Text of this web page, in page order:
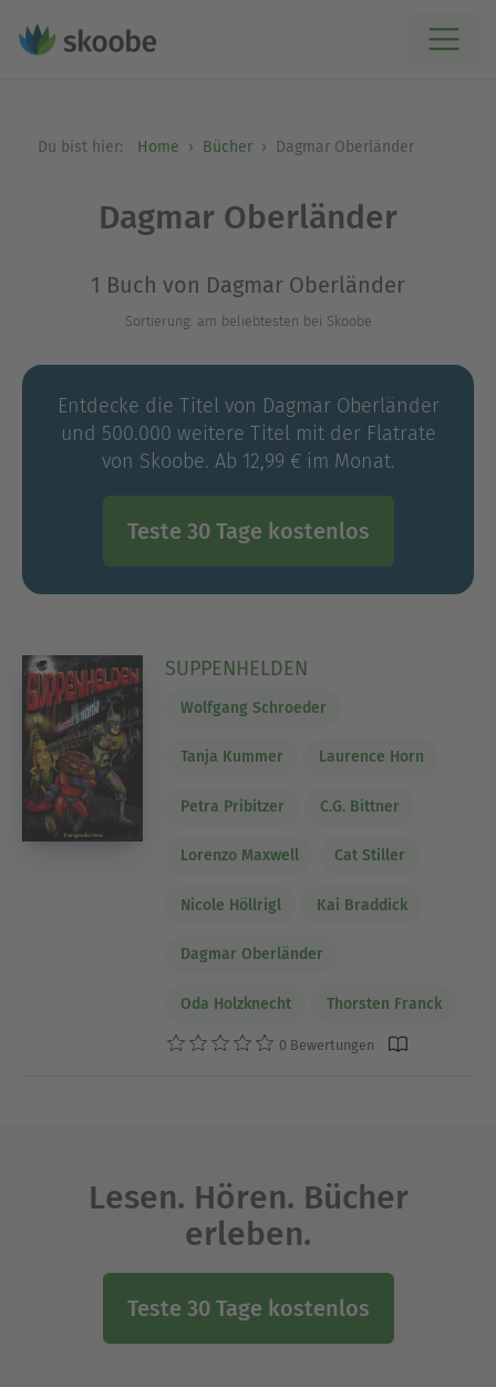
Du bist hier: Home Bücher Dagmar Oberländer
Dagmar Oberländer
1 Buch von Dagmar Oberländer
Sortierung: am beliebtesten bei Skoobe
Entdecke die Titel von Dagmar Oberländer
und 500.000 weitere Titel mit der Flatrate
von Skoobe. Ab 12,99 € im Monat.
Teste 30 Tage kostenlos
SUPPENHELDEN
Wolfgang Schroeder
Tanja Kummer Laurence Horn
Petra Pribitzer C.G. Bittner
Lorenzo Maxwell Cat Stiller
Nicole Höllrigl Kai Braddick
Dagmar Oberländer
Oda Holzknecht Thorsten Franck
0 Bewertungen
Lesen. Hören. Bücher
erleben.
Teste 30 Tage kostenlos